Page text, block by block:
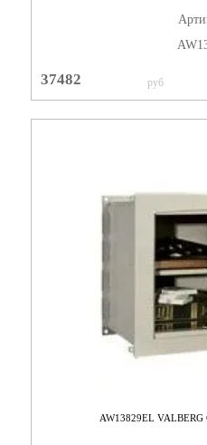
37482 руб
AW13829EL